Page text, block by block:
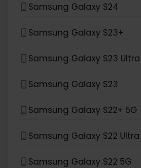
Samsung Galaxy S24
Samsung Galaxy S23+
Samsung Galaxy S23 Ultra
Samsung Galaxy S23
Samsung Galaxy S22+ 5G
Samsung Galaxy S22 Ultra
Samsung Galaxy S22 5G